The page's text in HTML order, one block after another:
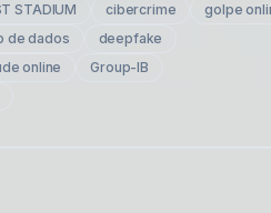
STADIUM cibercrime
golpe
de dados
deepfake
online
Group-IB